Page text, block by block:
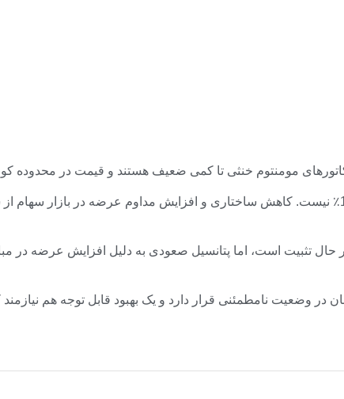
نظر در اینجا مهم است. عامل خطر اصلی، قرائت جریان -1.813٪ نیست. کاهش ساختاری و